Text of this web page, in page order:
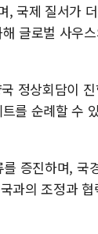
국제 질서가
글로벌 사우
정상회담이
를 순례할 수
증진하며, 국
과의 조정과